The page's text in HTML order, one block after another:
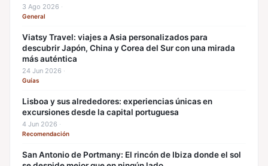
3 Ago 2026 ·
General
Viatsy Travel: viajes a Asia personalizados para
descubrir Japón, China y Corea del Sur con una mirada
más auténtica
24 Jun 2026 ·
Guías
Lisboa y sus alrededores: experiencias únicas en
excursiones desde la capital portuguesa
4 Jun 2026 ·
Recomendación
San Antonio de Portmany: El rincón de Ibiza donde el sol